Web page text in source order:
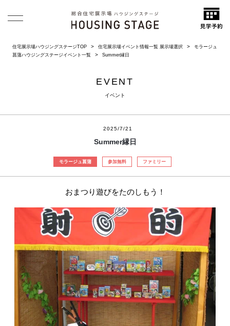
住宅展示場ハウジングステージTOP 住宅展示場イベント情報一覧 展示場選択
モラージュ
菖蒲ハウジングステージイベント一覧
Summer縁日
EVENT
イベント
2025/7/21
Summer縁日
モラージュ菖蒲 参加無料 ファミリー
おまつり遊びをたのしもう！